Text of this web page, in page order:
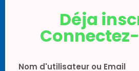
Déja
Nom d'utilisateur ou Email